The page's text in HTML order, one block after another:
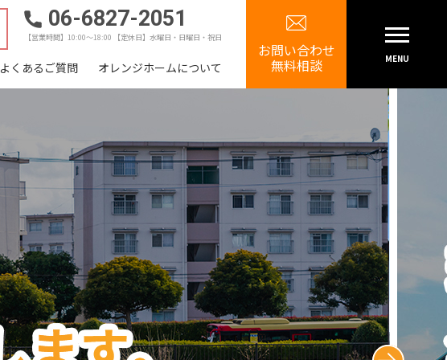
06-6827-2051
【営業時間】10:00～18:00 【定休日】水曜日・日曜日・祝日
よくあるご質問 オレンジホームについて
お問い合わせ
無料相談 MENU